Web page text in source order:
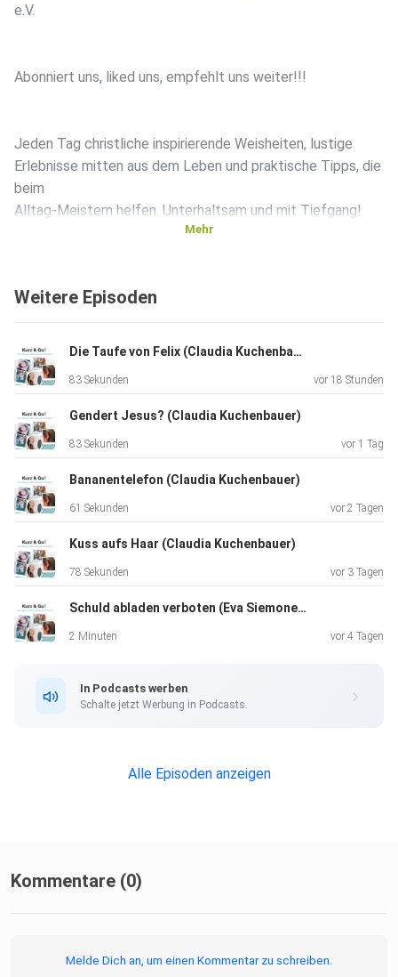
e.V.
Abonniert uns, liked uns, empfehlt uns weiter!!!
Jeden Tag christliche inspirierende Weisheiten, lustige
Erlebnisse mitten aus dem Leben und praktische Tipps, die
beim
Alltag-Meistern helfen. Unterhaltsam und mit Tiefgang!
Unsere allgemeinen Datenschutzrichtlinien finden Sie unter
https://art19.com/privacy. Die Datenschutzrichtlinien für
Mehr
Weitere Episoden
Die Taufe von Felix (Claudia Kuchenbauer)
83 Sekunden vor 18 Stunden
Gendert Jesus? (Claudia Kuchenbauer)
83 Sekunden vor 1 Tag
Bananentelefon (Claudia Kuchenbauer)
61 Sekunden vor 2 Tagen
Kuss aufs Haar (Claudia Kuchenbauer)
78 Sekunden vor 3 Tagen
Schuld abladen verboten (Eva Siemoneit-Wanke)
2 Minuten vor 4 Tagen
In Podcasts werben
Schalte jetzt Werbung in Podcasts.
Alle Episoden anzeigen
Kommentare (0)
Melde Dich an, um einen Kommentar zu schreiben.